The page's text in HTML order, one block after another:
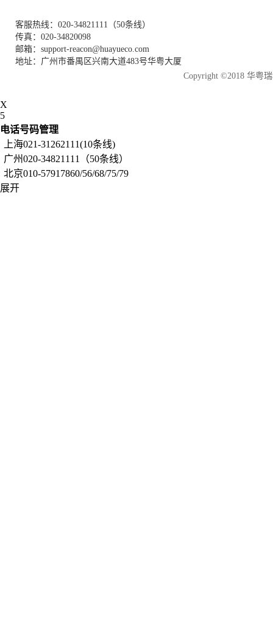
客服热线：020-34821111（50条线）
传真：020-34820098
邮箱：support-reacon@huayueco.com
地址：广州市番禺区兴南大道483号华粤大厦
Copyright ©2018 华粤
X
5
电话号码管理
上海021-31262111(10条线)
广州020-34821111（50条线）
北京010-57917860/56/68/75/79
展开